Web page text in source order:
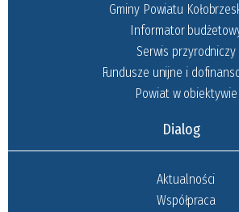
Gminy Powiatu
Informator
Serwis przyrodniczy
Fundusze unijne i
Powiat w obiektywie
Dialog
Aktualności
Współpraca